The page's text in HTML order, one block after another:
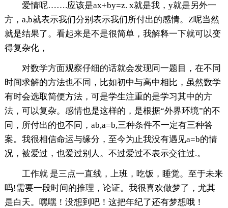
爱情呢…….应该是ax+by=z. x就是我，y就是另外一
方，a,b就表示我们分别表示我们所付出的感情。Z呢当然
就是结果了。看起来是不是很简单，我解释一下就可以变
得复杂化，
对数学方面观察仔细的话就会发现同一题目，在不同
时间求解的方法也不同，比如初中与高中相比，虽然数学
有时会选取简便方法，可是学生注重的是学习其中的方
法，可以复杂。感情也是这样的，是根据“外界环境”的不
同，所付出的也不同，ab,a=b,三种条件不一定有三种答
案。我很相信命运与缘分，至今为止我没有遇见a=b的情
况，被爱过，也爱过别人。不过爱过不表示交往过.。
工作就 是三点一直线，上班，吃饭，睡觉。至于未来
吗!需要一段时间的推理，论证。我很喜欢做梦了，尤其
是白天。嘿嘿！没想到吧！这把年纪了还有梦想哦！